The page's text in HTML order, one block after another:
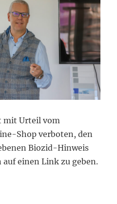
mit Urteil vom
Shop verboten, den
Biozid-Hinweis
einen Link zu geben.
Biozid-Hinweis in